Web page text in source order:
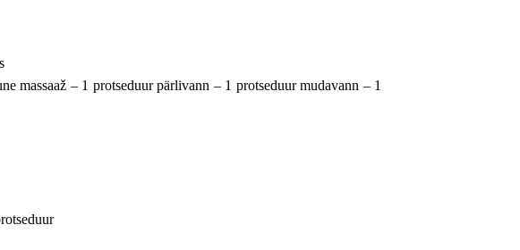
massaaž – 1 protseduur pärlivann – 1 protseduur mudavann – 1